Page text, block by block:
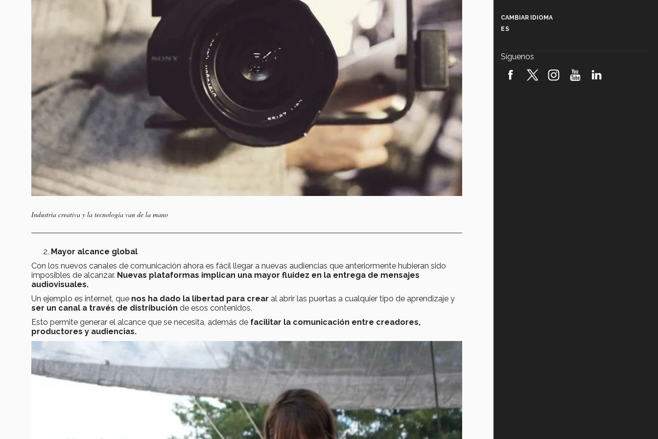
Industria creativa y la tecnología van de la mano
Mayor alcance global
Con los nuevos canales de comunicación ahora es fácil llegar a nuevas audiencias que anteriormente hubieran sido
imposibles de alcanzar. Nuevas plataformas implican una mayor fluidez en la entrega de mensajes
audiovisuales.
Un ejemplo es internet, que nos ha dado la libertad para crear al abrir las puertas a cualquier tipo de aprendizaje y
ser un canal a través de distribución de esos contenidos.
Esto permite generar el alcance que se necesita, además de facilitar la comunicación entre creadores,
productores y audiencias.
robótica FIRST 2026! (video)
CAMBIAR IDIOMA
ES
Síguenos